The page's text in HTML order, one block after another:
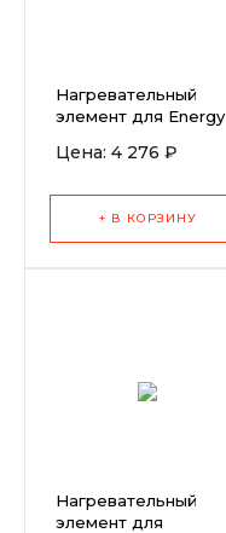
Нагревательный
элемент для Energy
Цена: 4 276 ₽
+ В КОРЗИНУ
Нагревательный
элемент для